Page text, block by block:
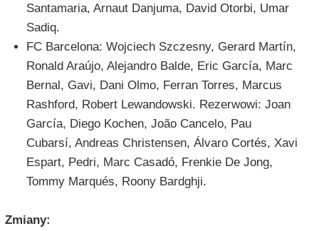
Santamaria, Arnaut Danjuma, David Otorbi, Umar
Sadiq.
FC Barcelona: Wojciech Szczesny, Gerard Martín,
Ronald Araújo, Alejandro Balde, Eric García, Marc
Bernal, Gavi, Dani Olmo, Ferran Torres, Marcus
Rashford, Robert Lewandowski. Rezerwowi: Joan
García, Diego Kochen, João Cancelo, Pau
Cubarsí, Andreas Christensen, Álvaro Cortés, Xavi
Espart, Pedri, Marc Casadó, Frenkie De Jong,
Tommy Marqués, Roony Bardghji.
Zmiany: